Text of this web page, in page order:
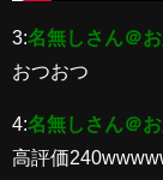
3:名無しさん＠
おつおつ
4:名無しさん＠
高評価